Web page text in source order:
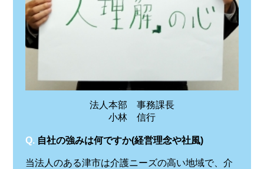
法人本部 事務課長
小林 信行
Q. 自社の強みは何ですか(経営理念や社風)
当法人のある津市は介護ニーズの高い地域で、介